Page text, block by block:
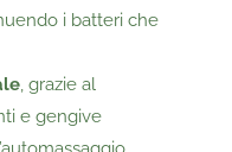
i batteri che
, grazie al
e gengive